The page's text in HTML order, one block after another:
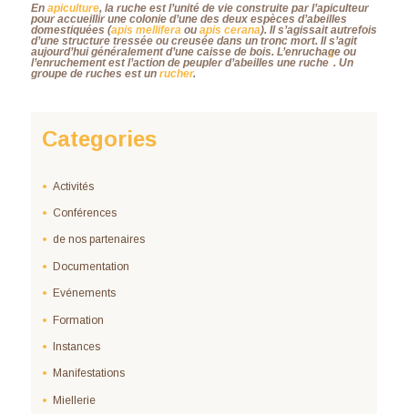
En apiculture, la ruche est l’unité de vie construite par l’apiculteur
pour accueillir une colonie d’une des deux espèces d’abeilles
domestiquées (apis mellifera ou apis cerana). Il s’agissait autrefois
d’une structure tressée ou creusée dans un tronc mort. Il s’agit
aujourd’hui généralement d’une caisse de bois. L’enruchageou
l’enruchementest l’action de peupler d’abeilles une ruche
1
. Un
groupe de ruches est un rucher.
Categories
Activités
Conférences
de nos partenaires
Documentation
Evénements
Formation
Instances
Manifestations
Miellerie